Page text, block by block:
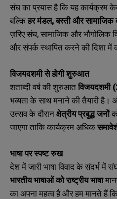
संघ का प्रयास है कि यह कार्यक्रम
बल्किहर मंडल,बस्ती और सामाजिक
ज़रिए संघ, सामाजिक और भौगोलिक
और संपर्क स्थापित करने की दिशा में
विजयदशमी से होगी शुरुआत
शताब्दी वर्ष की शुरुआतविजयदशमी
भव्यता के साथ मनाने की तैयारी है।
उत्सव के दौरानक्षेत्रीय प्रबुद्ध जनों
जाएगा ताकि कार्यक्रम अधिक
भाषा पर स्पष्ट रुख
देश में जारी भाषा विवाद के संदर्भ में
भारतीय भाषाओं को राष्ट्रीय भाषा
का अपना महत्व है और हम मानते हैं कि